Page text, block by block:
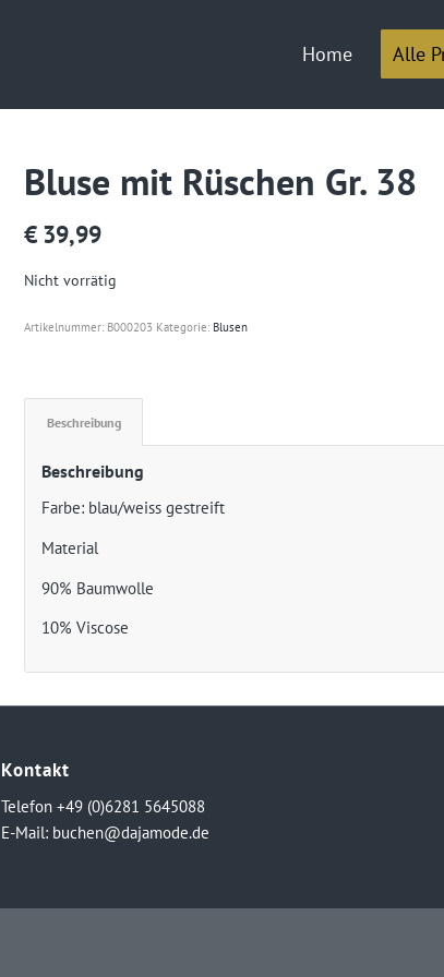
Home Alle
Bluse mit Rüschen Gr. 38
€ 39,99
Nicht vorrätig
Artikelnummer: B000203 Kategorie: Blusen
Beschreibung
Beschreibung
Farbe: blau/weiss gestreift
Material
90% Baumwolle
10% Viscose
Kontakt
Telefon +49 (0)6281 5645088
E-Mail: buchen@dajamode.de